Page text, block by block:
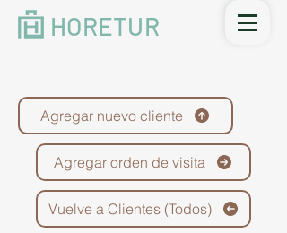
HORETUR
Agregar nuevo cliente
Agregar orden de visita
Vuelve a Clientes (Todos)